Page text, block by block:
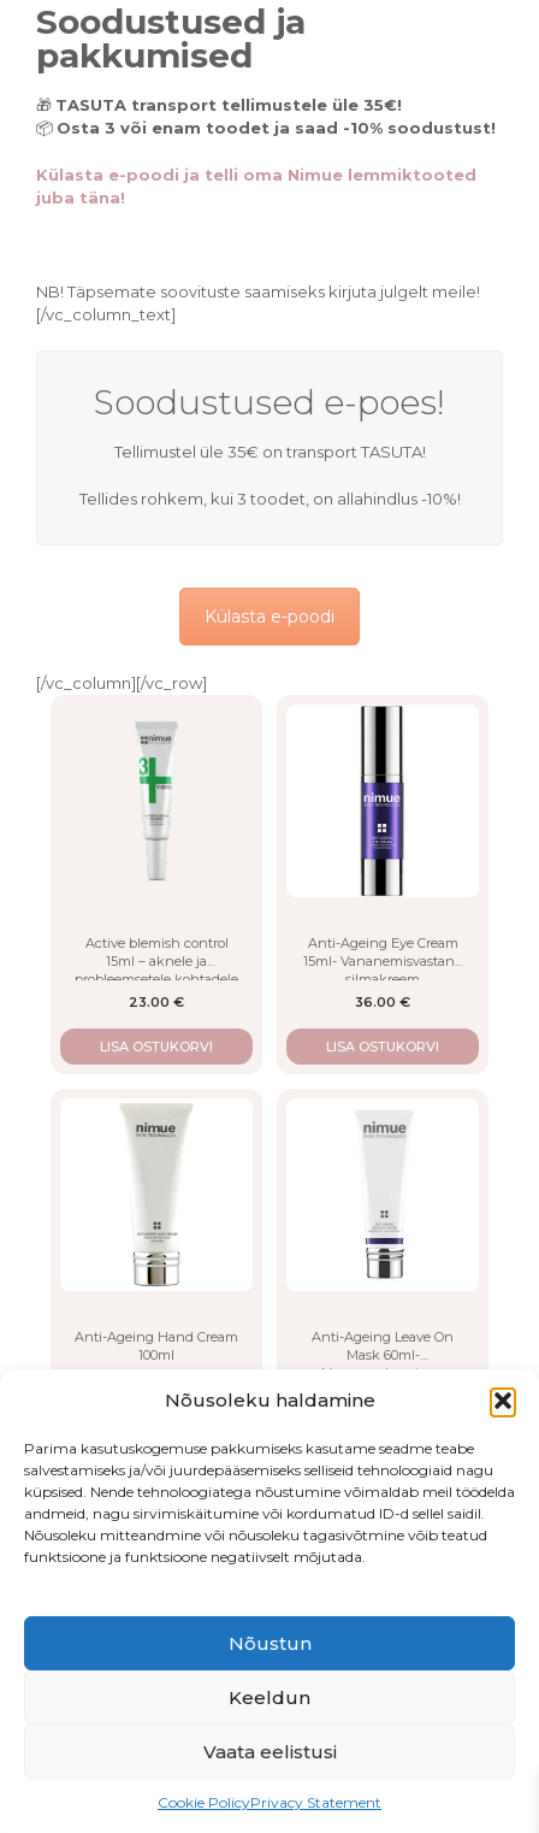
Nõusoleku haldamine
Parima kasutuskogemuse pakkumiseks kasutame seadme teabe
salvestamiseks ja/või juurdepääsemiseks selliseid tehnoloogiaid nagu
küpsised. Nende tehnoloogiatega nõustumine võimaldab meil töödelda
andmeid, nagu sirvimiskäitumine või kordumatud ID-d sellel saidil.
Nõusoleku mitteandmine või nõusoleku tagasivõtmine võib teatud
funktsioone ja funktsioone negatiivselt mõjutada.
Nõustun
Keeldun
Vaata eelistusi
Cookie PolicyPrivacy Statement
Soodustused ja
pakkumised
🎁 TASUTA transport tellimustele üle 35€!
📦 Osta 3 või enam toodet ja saad -10% soodustust!
Külasta e-poodi ja telli oma Nimue lemmiktooted
juba täna!
NB! Täpsemate soovituste saamiseks kirjuta julgelt meile!
[/vc_column_text]
Soodustused e-poes!
Tellimustel üle 35€ on transport TASUTA!
Tellides rohkem, kui 3 toodet, on allahindlus -10%!
Külasta e-poodi
[/vc_column][/vc_row]
Active blemish control
15ml – aknele ja
probleemsetele kohtadele
23.00 €
LISA OSTUKORVI
Anti-Ageing Eye Cream
15ml- Vananemisvastane
silmakreem
36.00 €
LISA OSTUKORVI
Anti-Ageing Hand Cream
100ml
27.00€
LISA OSTUKORVI
Anti-Ageing Leave On
Mask 60ml-
Vananemisvastane
pealejäetav mask
36.00
LISA OSTUKORVI
EE547700771003878513
MÜÜGITINGIMUSED
TÖÖPAKKUMINE! ETTEPANEKUD